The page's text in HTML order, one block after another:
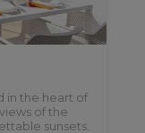
in the heart of
of the
sunsets.